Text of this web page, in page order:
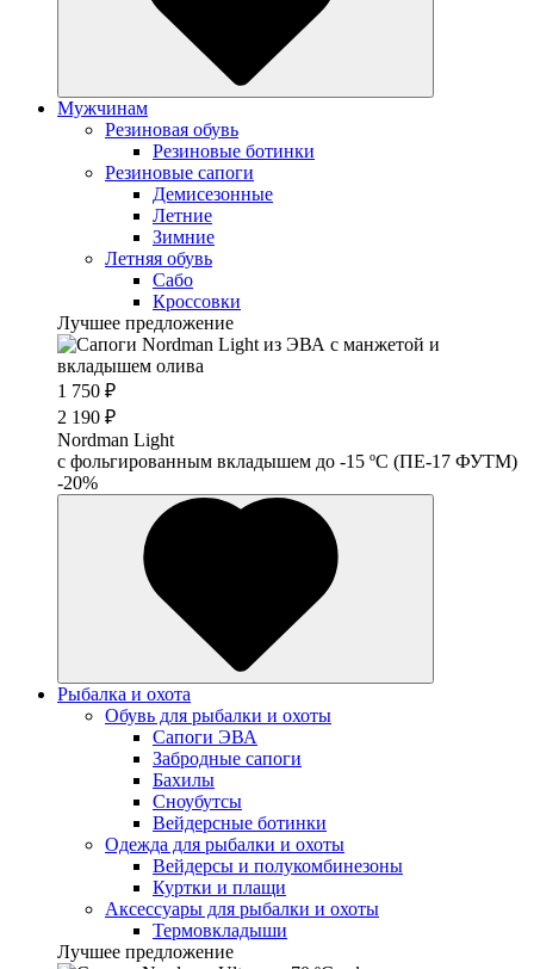
Мужчинам
Резиновая обувь
Резиновые ботинки
Резиновые сапоги
Демисезонные
Летние
Зимние
Летняя обувь
Сабо
Кроссовки
Лучшее предложение
1 750 ₽
2 190 ₽
Nordman Light
c фольгированным вкладышем до -15 ºС (ПЕ-17 ФУТМ)
-20%
Рыбалка и охота
Обувь для рыбалки и охоты
Сапоги ЭВА
Забродные сапоги
Бахилы
Сноубутсы
Вейдерсные ботинки
Одежда для рыбалки и охоты
Вейдерсы и полукомбинезоны
Куртки и плащи
Аксессуары для рыбалки и охоты
Термовкладыши
Лучшее предложение